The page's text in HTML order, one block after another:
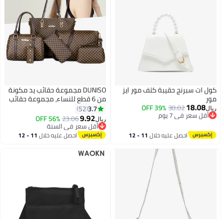
كول ات سبرنج حقيبة كتف مور ايز
مور
ريال18.08
30.02
39% OFF
أقل سعر في 7 يوم
أقل سعر في 7 يوم
احصل عليه خلال 11 - 12
DUNISO مجموعة حقائب يد مكونة
من 6 قطع للنساء، مجموعة حقائب
يد من الجلد الصناعي باللون البني
الداكن، حقيبة سفر متعددة الأغراض
أنيقة للسيدات لأي مناسبة.
3.7
52
ريال9.92
23.06
56% OFF
أقل سعر في السنة
أقل سعر في السنة
احصل عليه خلال 11 - 12